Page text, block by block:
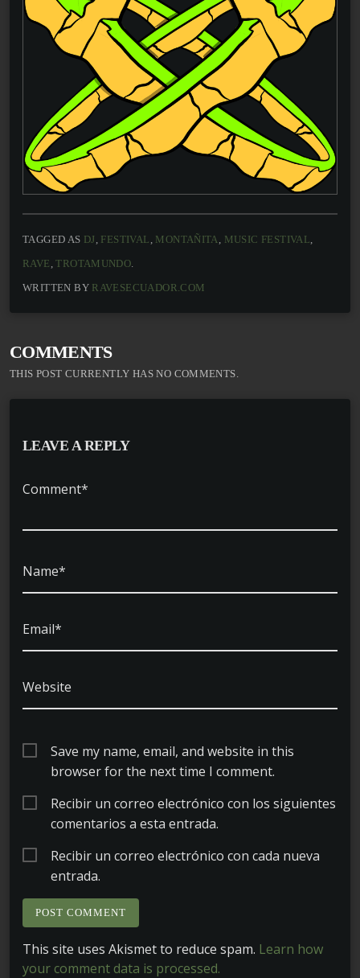
TAGGED AS DJ , FESTIVAL , MONTAÑITA, MUSIC FESTIVAL,
RAVE ,TROTAMUNDO.
WRITTEN BY RAVESECUADOR.COM
COMMENTS
THIS POST CURRENTLY HAS NO COMMENTS.
LEAVE A REPLY
Comment*
Name*
Email*
Website
Save my name, email, and website in this
browser for the next time I comment.
Recibir un correo electrónico con los siguientes
comentarios a esta entrada.
Recibir un correo electrónico con cada nueva
entrada.
This site uses Akismet to reduce spam. Learn how
your comment data is processed.